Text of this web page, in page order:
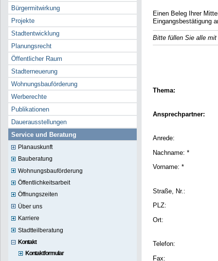
Bürgermitwirkung
Projekte
Stadtentwicklung
Planungsrecht
Öffentlicher Raum
Stadterneuerung
Wohnungsbauförderung
Werberechte
Publikationen
Dauerausstellungen
Service und Beratung
Planauskunft
Bauberatung
Wohnungsbauförderung
Öffentlichkeitsarbeit
Öffnungszeiten
Über uns
Karriere
Stadtteilberatung
Kontakt
Kontaktformular
Einen Beleg Ihrer Mitteilung
Eingangsbestätigung
Bitte füllen Sie alle
Thema:
Ansprechpartner:
Anrede:
Nachname: *
Vorname: *
Straße, Nr.:
PLZ:
Ort:
Telefon:
Fax: